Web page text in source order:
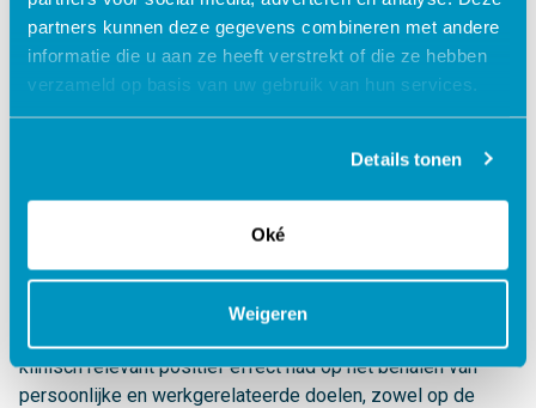
partners kunnen deze gegevens combineren met andere
informatie die u aan ze heeft verstrekt of die ze hebben
verzameld op basis van uw gebruik van hun services.
Details tonen
Oké
Weigeren
gebaseerd op jarenlange klinische ervaring en
wetenschappelijk gevalideerde cognitieve
revalidatieprincipes.
onder begeleiding van Sanne Schagen, Saskia Duits en
NRMP Online binnen de oncologische zorg: een korte
Dit werd onderzocht in een grote gerandomiseerde
studie.De resultaten lieten zien dat de begeleide,
klinisch relevant positief effect had op het behalen van
persoonlijke en werkgerelateerde doelen, zowel op de